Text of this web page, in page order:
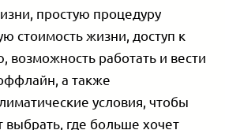
простую процедуру
стоимость жизни, доступ к
возможность работать и вести
а также
условия, чтобы
выбрать, где больше хочет